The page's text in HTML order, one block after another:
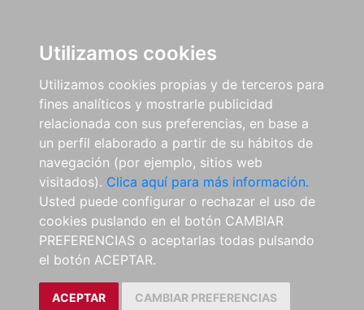
Utilizamos cookies
Utilizamos cookies propias y de terceros para
fines analíticos y mostrarle publicidad
relacionada con sus preferencias, en base a
un perfil elaborado a partir de su hábitos de
navegación (por ejemplo, sitios web
visitados). Clica aquí para más información.
Usted puede configurar o rechazar el uso de
cookies puslando en el botón CAMBIAR
PREFERENCIAS o aceptarlas todas pulsando
el botón ACEPTAR.
ACEPTAR CAMBIAR PREFERENCIAS